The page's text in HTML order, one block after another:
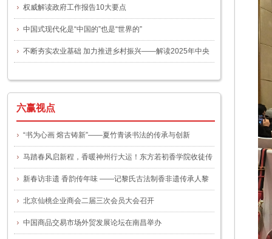
权威解读政府工作报告10大要点
中国式现代化是“中国的”也是“世界的”
不断夯实农业基础 加力推进乡村振兴——解读2025年中央
六赢视点
“书为心画 熔古铸新”——夏竹青谈书法的传承与创新
马踏春风启新程，香暖神州行大运！东方若初香学院收徒传
艺仪式圆满举办
新春访非遗 香韵传年味 ——记黎氏古法制香非遗传承人黎
晓玲
北京仙桃企业商会二届三次会员大会召开
中国商品交易市场外贸发展论坛在南昌举办